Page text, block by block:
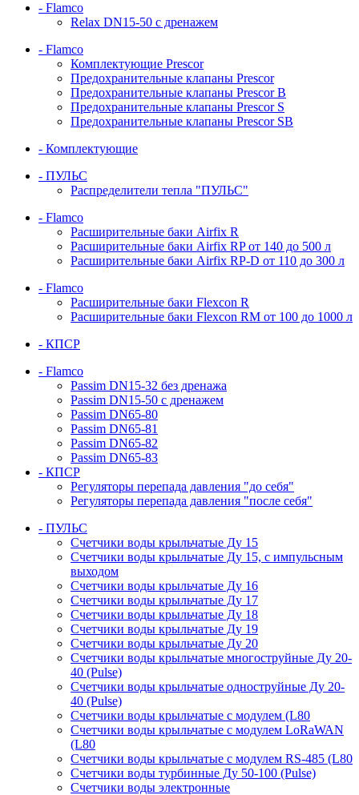
- Flamco
Relax DN15-50 с дренажем
- Flamco
Комплектующие Prescor
Предохранительные клапаны Prescor
Предохранительные клапаны Prescor B
Предохранительные клапаны Prescor S
Предохранительные клапаны Prescor SB
- Комплектующие
- ПУЛЬС
Распределители тепла "ПУЛЬС"
- Flamco
Расширительные баки Airfix R
Расширительные баки Airfix RP от 140 до 500 л
Расширительные баки Airfix RP-D от 110 до 300 л
- Flamco
Расширительные баки Flexcon R
Расширительные баки Flexcon RM от 100 до 1000 л
- КПСР
- Flamco
Passim DN15-32 без дренажа
Passim DN15-50 с дренажем
Passim DN65-80
Passim DN65-81
Passim DN65-82
Passim DN65-83
- КПСР
Регуляторы перепада давления "до себя"
Регуляторы перепада давления "после себя"
- ПУЛЬС
Счетчики воды крыльчатые Ду 15
Счетчики воды крыльчатые Ду 15, с импульсным
выходом
Счетчики воды крыльчатые Ду 16
Счетчики воды крыльчатые Ду 17
Счетчики воды крыльчатые Ду 18
Счетчики воды крыльчатые Ду 19
Счетчики воды крыльчатые Ду 20
Счетчики воды крыльчатые многоструйные Ду 20-
40 (Pulse)
Счетчики воды крыльчатые одноструйные Ду 20-
40 (Pulse)
Счетчики воды крыльчатые с модулем (L80
Счетчики воды крыльчатые с модулем LoRaWAN
(L80
Счетчики воды крыльчатые с модулем RS-485 (L80
Счетчики воды турбинные Ду 50-100 (Pulse)
Счетчики воды электронные